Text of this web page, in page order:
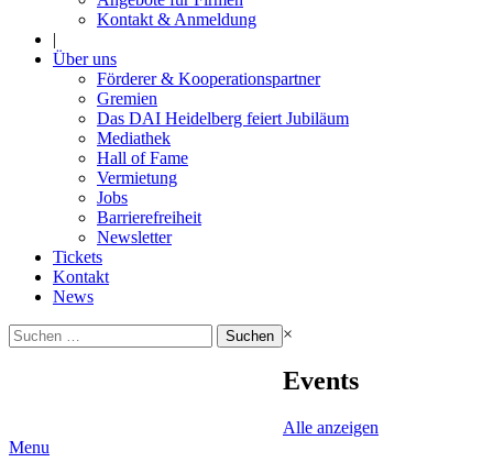
Kontakt & Anmeldung
|
Über uns
Förderer & Kooperationspartner
Gremien
Das DAI Heidelberg feiert Jubiläum
Mediathek
Hall of Fame
Vermietung
Jobs
Barrierefreiheit
Newsletter
Tickets
Kontakt
News
Suchen
nach:
×
Events
Alle anzeigen
Menu